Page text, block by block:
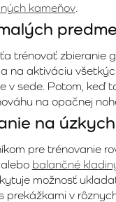
kameňov.
trénovať zbieranie
na aktiváciu
v sede. Potom, keď
na opačnej
na
pre trénovanie
, alebo balančné
možnosť
prekážkami v